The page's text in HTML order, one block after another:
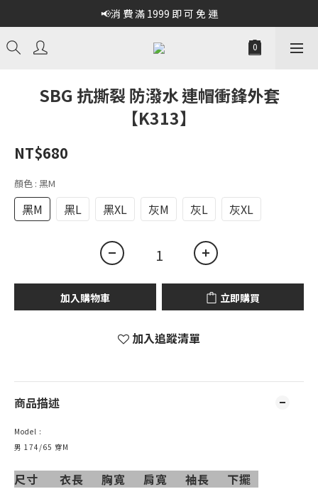
📢消 費 滿 1999 即 可 免 運
SBG 抗撕裂 防潑水 連帽衝鋒外套
【K313】
NT$680
顏色 : 黑M
黑M 黑L 黑XL 灰M 灰L 灰XL
加入購物車 立即購買
加入追蹤清單
商品描述
Model :
男 174/65 穿M
尺寸 衣長 胸寬 肩寬 袖長 下擺